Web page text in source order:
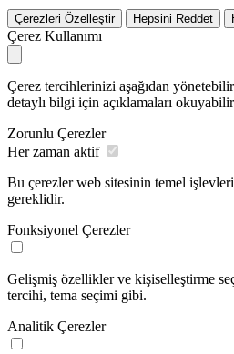
Çerezleri Özelleştir Hepsini Reddet
Çerez Kullanımı
Çerez tercihlerinizi aşağıdan
detaylı bilgi için açıklamaları
Zorunlu Çerezler
Her zaman aktif
Bu çerezler web sitesinin temel
gereklidir.
Fonksiyonel Çerezler
Gelişmiş özellikler ve kişiselleştirme
tercihi, tema seçimi gibi.
Analitik Çerezler